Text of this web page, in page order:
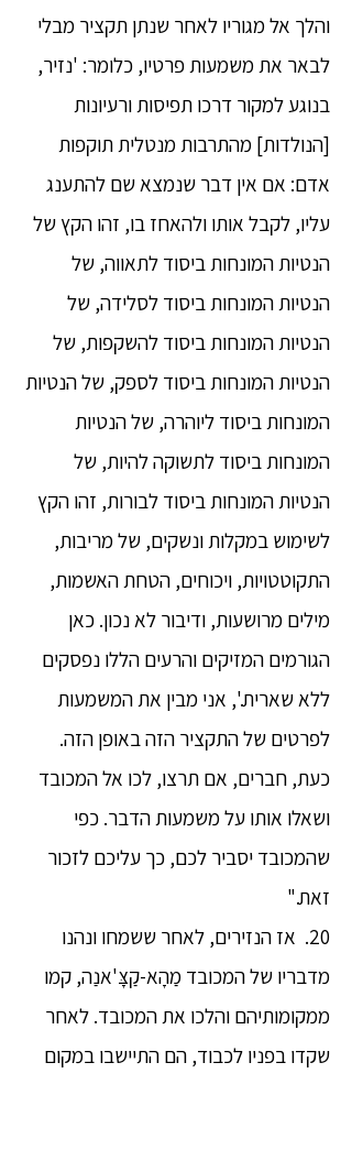
והלך אל מגוריו לאחר שנתן תקציר מבלי
לבאר את משמעות פרטיו, כלומר: 'נזיר,
בנוגע למקור דרכו תפיסות ורעיונות
[הנולדות] מהתרבות מנטלית תוקפות
אדם: אם אין דבר שנמצא שם להתענג
עליו, לקבל אותו ולהאחז בו, זהו הקץ של
הנטיות המונחות ביסוד לתאווה, של
הנטיות המונחות ביסוד לסלידה, של
הנטיות המונחות ביסוד להשקפות, של
הנטיות המונחות ביסוד לספק, של הנטיות
המונחות ביסוד ליוהרה, של הנטיות
המונחות ביסוד לתשוקה להיות, של
הנטיות המונחות ביסוד לבורות, זהו הקץ
לשימוש במקלות ונשקים, של מריבות,
התקוטטויות, ויכוחים, הטחת האשמות,
מילים מרושעות, ודיבור לא נכון. כאן
הגורמים המזיקים והרעים הללו נפסקים
ללא שארית.', אני מבין את המשמעות
לפרטים של התקציר הזה באופן הזה.
כעת, חברים, אם תרצו, לכו אל המכובד
ושאלו אותו על משמעות הדבר. כפי
שהמכובד יסביר לכם, כך עליכם לזכור
זאת."
20. אז הנזירים, לאחר ששמחו ונהנו
מדבריו של המכובד מַהָא-קַצָּ'אנַה, קמו
ממקומותיהם והלכו את המכובד. לאחר
שקדו בפניו לכבוד, הם התיישבו במקום